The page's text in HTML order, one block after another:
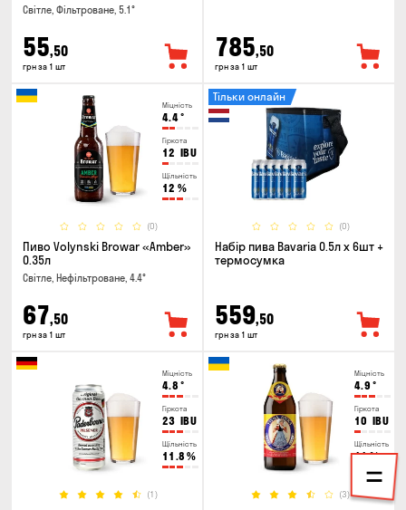
Світле, Фільтроване, 5.1°
55,50
грн за 1 шт
785,50
грн за 1 шт
Міцність
4.4°
Гіркота
12 IBU
Щільність
12 %
(0)
Пиво Volynski Browar «Amber»
0.35л
Світле, Нефільтроване, 4.4°
67,50
грн за 1 шт
(0)
Тільки онлайн
Набір пива Bavaria 0.5л х 6шт +
термосумка
559,50
грн за 1 шт
Міцність
4.8 °
Гіркота
23 IBU
Щільність
11.8 %
(1)
Міцність
4.9 °
Гіркота
10 IBU
Щільність
11%
(3)